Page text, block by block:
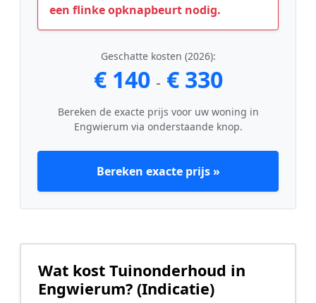
een flinke opknapbeurt nodig.
Geschatte kosten (2026):
€ 140 - € 330
Bereken de exacte prijs voor uw woning in
Engwierum via onderstaande knop.
Bereken exacte prijs »
Wat kost Tuinonderhoud in
Engwierum? (Indicatie)